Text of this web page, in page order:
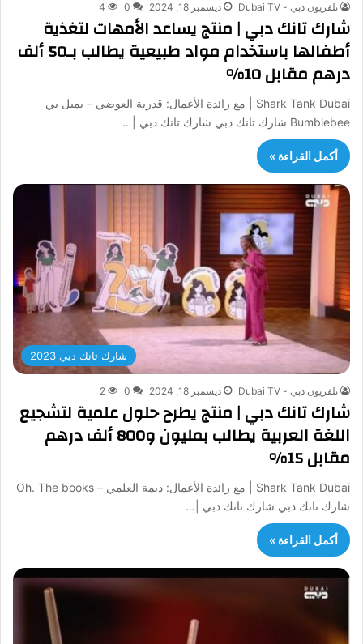
تلفزيون دبي - Dubai TV ديسمبر 18, 2024 0
4
شارك تانك دبي | منتج يساعد الأمهات لتغذية
أطفالها باستخدام مواد طبيعية يطالب بـ50 ألف
درهم مقابل 10%
Shark Tank Dubai | مع رائدة الأعمال: قدرية العوضي – بمبل بي
Bumblebee شارك تانك دبي شارك تانك دبي |…
أكمل القراءة »
شارك تانك دبي 2023
تلفزيون دبي - Dubai TV ديسمبر 18, 2024 0
2
شارك تانك دبي | منتج يطرح حلول علمية لتشجيع
اللغة العربية يطالب بمليون و800 ألف درهم
مقابل 15%
Shark Tank Dubai | مع رائدة الأعمال: ديمة العلمي – Oh. The books
شارك تانك دبي شارك تانك دبي |…
أكمل القراءة »